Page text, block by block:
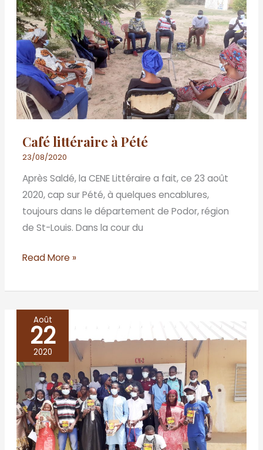
Café littéraire à Pété
23/08/2020
Après Saldé, la CENE Littéraire a fait, ce 23 août
2020, cap sur Pété, à quelques encablures,
toujours dans le département de Podor, région
de St-Louis. Dans la cour du
Pété
Read More »
Août
22
2020
Saldé,
sur
les
rives
du
fleuve